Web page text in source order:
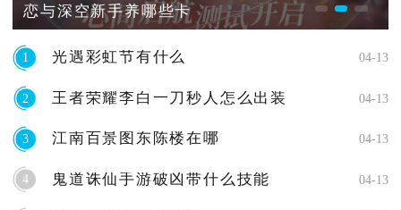
恋与深空新手养哪些卡
1 光遇彩虹节有什么 04-13
2 王者荣耀李白一刀秒人怎么出装 04-13
3 江南百景图东陈楼在哪 04-13
4 鬼道诛仙手游破凶带什么技能 04-13